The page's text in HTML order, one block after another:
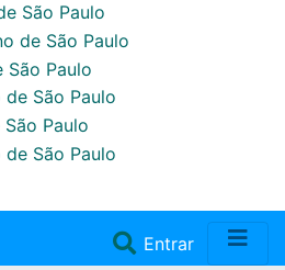
Entrar(current)